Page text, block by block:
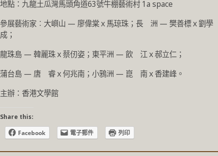
地點：九龍土瓜灣馬頭角道63號牛棚藝術村 1a space
參展藝術家︰大嶼山 — 廖偉棠ｘ馬琼珠；長 洲 — 樊善標ｘ劉學
成；
龍珠島 — 韓麗珠ｘ蔡仞姿；東平洲 — 飲 江ｘ郝立仁；
蒲台島 — 唐 睿ｘ何兆南；小鴉洲 — 崑 南ｘ香建峰。
主辦：香港文學館
Share this:
Facebook
電子郵件 列印